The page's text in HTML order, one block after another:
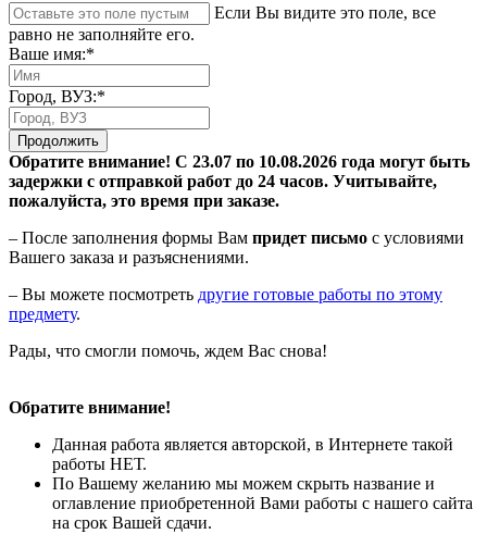
Если Вы видите это поле, все
равно не заполняйте его.
Ваше имя:*
Город, ВУЗ:*
Продолжить
Обратите внимание! С 23.07 по 10.08.2026 года могут быть
задержки с отправкой работ до 24 часов. Учитывайте,
пожалуйста, это время при заказе.
– После заполнения формы Вам придет письмо с условиями
Вашего заказа и разъяснениями.
– Вы можете посмотреть другие готовые работы по этому
предмету.
Рады, что смогли помочь, ждем Вас снова!
Обратите внимание!
Данная работа является авторской, в Интернете такой
работы НЕТ.
По Вашему желанию мы можем скрыть название и
оглавление приобретенной Вами работы с нашего сайта
на срок Вашей сдачи.